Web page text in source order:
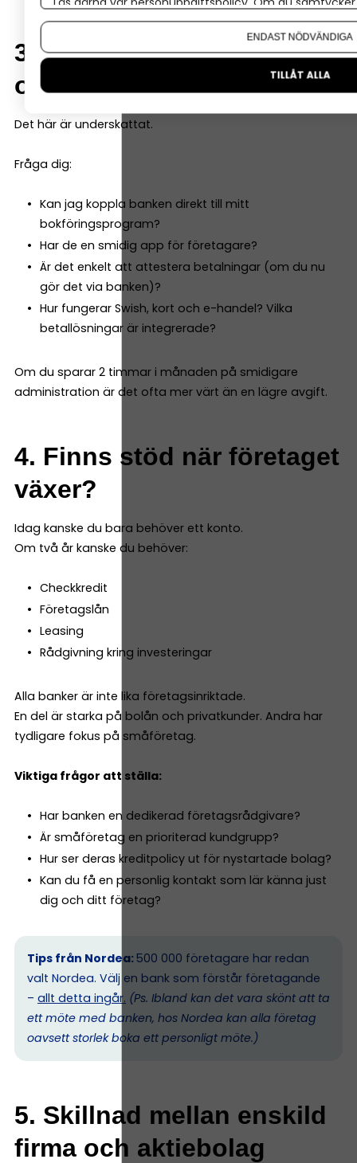
3. Vilka digitala tjänster
och integrationer finns
Det här är underskattat.
Fråga dig:
Kan jag koppla banken direkt till mitt
bokföringsprogram?
Har de en smidig app för företagare?
Är det enkelt att attestera betalningar (om du nu
gör det via banken)?
Hur fungerar Swish, kort och e-handel? Vilka
betallösningar är integrerade?
Om du sparar 2 timmar i månaden på smidigare
administration är det ofta mer värt än en lägre avgift.
4. Finns stöd när företaget
växer?
Idag kanske du bara behöver ett konto.
Om två år kanske du behöver:
Checkkredit
Företagslån
Leasing
Rådgivning kring investeringar
Alla banker är inte lika företagsinriktade.
En del är starka på bolån och privatkunder. Andra har
tydligare fokus på småföretag.
Viktiga frågor att ställa:
Har banken en dedikerad företagsrådgivare?
Är småföretag en prioriterad kundgrupp?
Hur ser deras kreditpolicy ut för nystartade bolag?
Kan du få en personlig kontakt som lär känna just
dig och ditt företag?
Tips från Nordea: 500 000 företagare har redan
valt Nordea. Välj en bank som förstår företagande
– allt detta ingår. (Ps. Ibland kan det vara skönt att ta
ett möte med banken, hos Nordea kan alla företag
oavsett storlek boka ett personligt möte.)
5. Skillnad mellan enskild
firma och aktiebolag
Om du vill ändra ditt val i efterhand hittar du den
ENDAST NÖDVÄNDIGA
TILLÅT ALLA